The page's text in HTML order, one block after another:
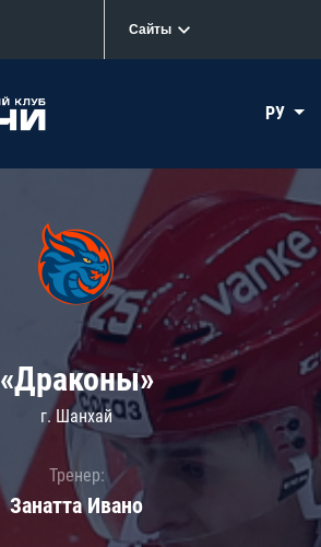
Сайты
РУ
«Драконы»
г. Шанхай
Тренер:
Занатта Иванo